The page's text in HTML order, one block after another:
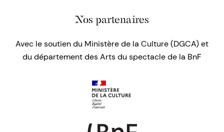
Nos partenaires
Avec le soutien du Ministère de la Culture (DGCA) et
du département des Arts du spectacle de la BnF